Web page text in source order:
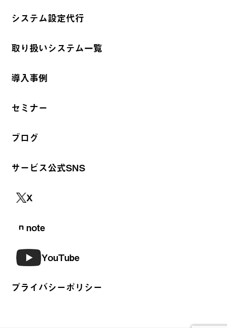
システム設定代行
取り扱いシステム一覧
導入事例
セミナー
ブログ
サービス公式SNS
X
note
YouTube
プライバシーポリシー